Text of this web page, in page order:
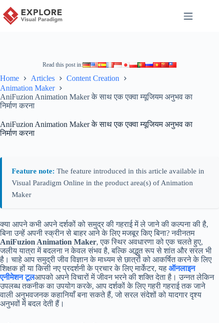
Read this post in:
Home Articles
Content Creation
Animation Maker
AniFuzion Animation Maker के साथ एक एक्वा म्यूजियम अनुभव का
निर्माण करना
AniFuzion Animation Maker के साथ एक एक्वा म्यूजियम अनुभव का
निर्माण करना
Feature note: The feature introduced in this article available in
Visual Paradigm Online in the product area(s) of Animation
Maker
क्या आपने कभी अपने दर्शकों को समुद्र की गहराई में ले जाने की कल्पना की है,
बिना उन्हें अपनी स्क्रीन से बाहर आने के लिए मजबूर किए बिना? नवीनतम
AniFuzion Animation Maker, एक स्थिर अवधारणा को एक चलते हुए,
जलीय यात्रा में बदलना न केवल संभव है, बल्कि अद्भुत रूप से शांत और सरल भी
है। चाहे आप समुद्री जीव विज्ञान के माध्यम से छात्रों को आकर्षित करने के लिए
शिक्षक हों या किसी नए प्रदर्शनी के प्रचार के लिए मार्केटर, यह ऑनलाइन
एनीमेशन टूलआपको अपने विचारों में जीवन भरने की शक्ति देता है। उन्नत लेकिन
उपलब्ध तकनीक का उपयोग करके, आप दर्शकों के लिए गहरी गहराई तक जाने
वाली अनुभवजनक कहानियाँ बना सकते हैं, जो सरल संदेशों को यादगार दृश्य
अनुभवों में बदल देती हैं।